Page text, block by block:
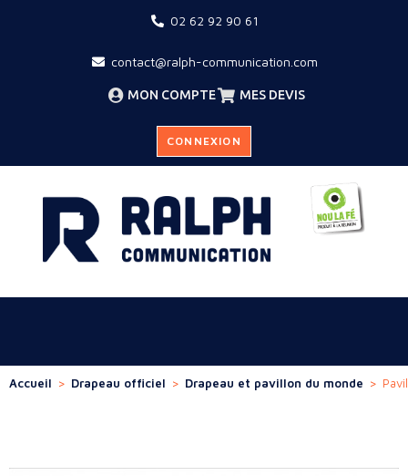
02 62 92 90 61
contact@ralph-communication.com
MON COMPTE MES DEVIS
CONNEXION
Accueil > Drapeau officiel > Drapeau et pavillon du monde >